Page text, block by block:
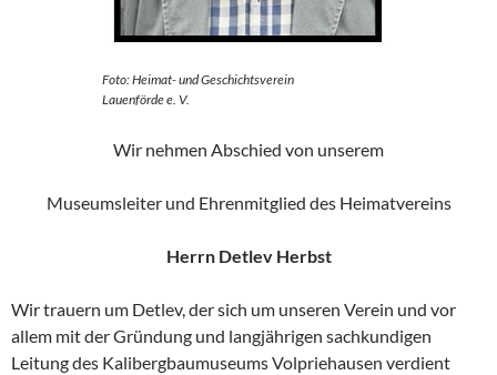
Foto: Heimat- und Geschichtsverein
Lauenförde e. V.
Wir nehmen Abschied von unserem
Museumsleiter und Ehrenmitglied des Heimatvereins
Herrn Detlev Herbst
Wir trauern um Detlev, der sich um unseren Verein und vor
allem mit der Gründung und langjährigen sachkundigen
Leitung des Kalibergbaumuseums Volpriehausen verdient